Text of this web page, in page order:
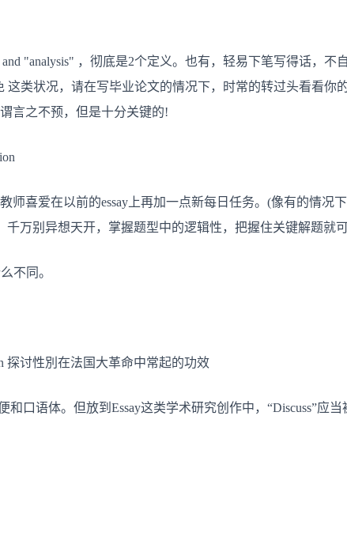
"analysis" ，彻底是2个定义。也有，轻易下笔写得话，不
类状况，请在写毕业论文的情况下，时常的转过头看看你的
言之不预，但是十分关键的!
喜爱在以前的essay上再加一点新每日任务。(像有的情况
万别异想天开，掌握题型中的逻辑性，把握住关键解题就可
不同。
探讨性別在法国大革命中常起的功效
口语体。但放到Essay这类学术研究创作中，“Discuss”应当